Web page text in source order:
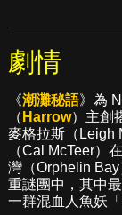
劇情
《潮灘秘語》為
（ Harrow）主創
麥格拉斯（Leigh
（Cal McTeer）
灣（Orphelin
重謎團中，其中
一群混血人魚妖